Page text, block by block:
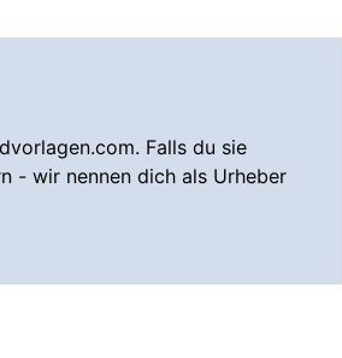
Falls du sie
- wir nennen dich als Urheber